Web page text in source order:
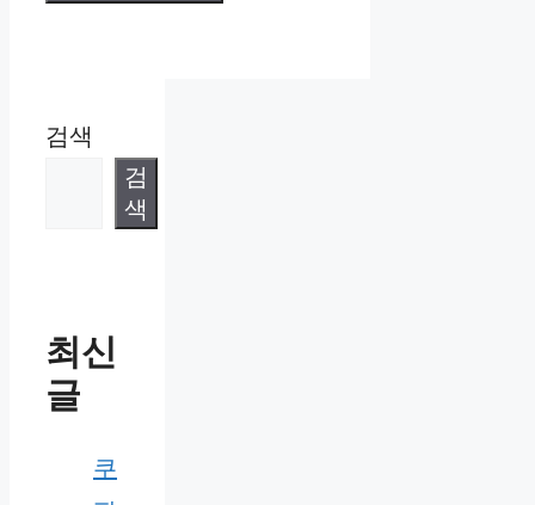
검색
검
색
최신
글
쿠